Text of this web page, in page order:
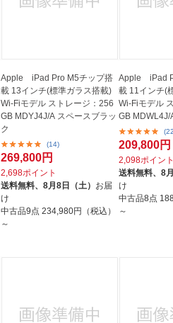
Apple iPad Pro M5チップ搭
載 13インチ(標準ガラス搭載)
Wi-Fiモデル ストレージ：256
GB MDYJ4J/A スペースブラッ
ク
(14)
269,800円
2,698ポイント
送料無料、8月8日（土） お届
け
中古品9点234,980円（税込）
～
Apple iPad
載 11インチ(
Wi-Fiモデル
GB
209,800円
2,098ポイント
送料無料、 8
け
中古品8点
～